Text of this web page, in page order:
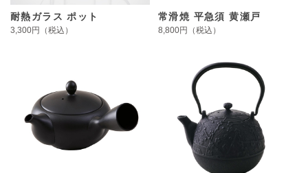
耐熱ガラス ポット
3,300円（税込）
常滑焼 平急須 黄瀬戸
8,800円（税込）